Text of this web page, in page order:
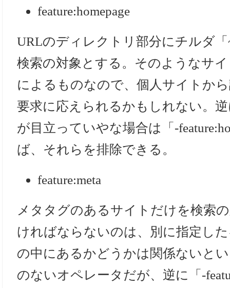
feature:homepage
URLのディレクトリ部分にチルダ
検索の対象とする。そのようなサ
によるものなので、個人サイトか
要求に応えられるかもしれない。
が目立っていやな場合は「-
ば、それらを排除できる。
feature:meta
メタタグのあるサイトだけを検索
ければならないのは、別に指定し
の中にあるかどうかは関係ないと
のないオペレータだが、逆に「-